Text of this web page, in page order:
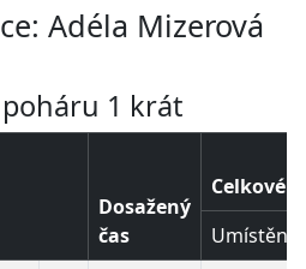
Adéla Mizerová
1 krát
Dosažený
čas
Celkové
Umístění